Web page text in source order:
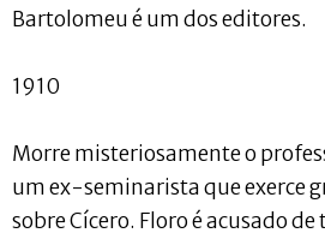
Bartolomeu é um dos editores.
1910
Morre misteriosamente o
um ex-seminarista que exerce
sobre Cícero. Floro é acusado